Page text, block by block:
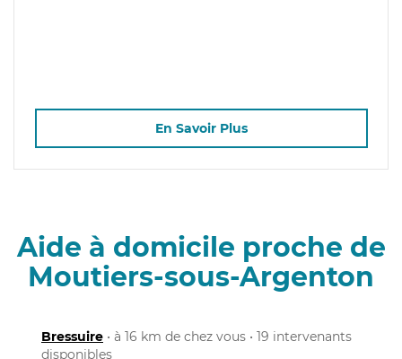
En Savoir Plus
Aide à domicile proche de
Moutiers-sous-Argenton
Bressuire • à 16 km de chez vous • 19 intervenants
disponibles